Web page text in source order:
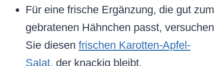
Für eine frische Ergänzung, die gut zum
gebratenen Hähnchen passt, versuchen
Sie diesen frischen Karotten-Apfel-
Salat, der knackig bleibt.